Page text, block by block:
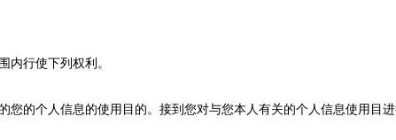
内行使下列权利。
您的个人信息的使用目的。接到您对与您本人有关的个人信息使用目